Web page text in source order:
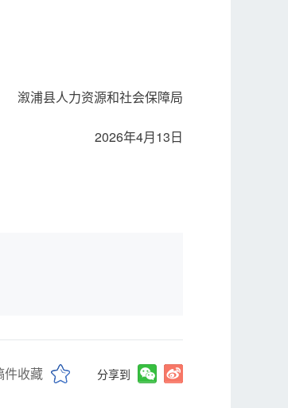
溆浦县人力资源和社会保障局
2026年4月13日
件收藏 分享到